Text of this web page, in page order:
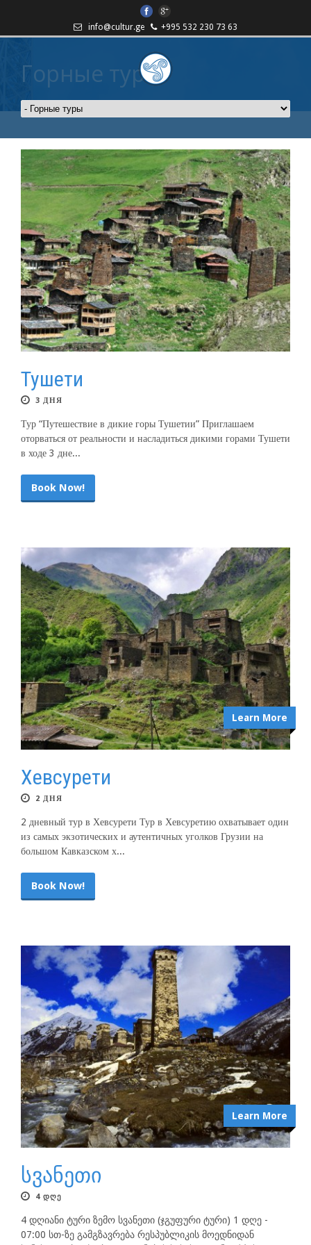
info@cultur.ge +995 532 230 73 63
Горные туры
Тушети
3 ДНЯ
Тур “Путешествие в дикие горы Тушетии” Приглашаем
оторваться от реальности и насладиться дикими горами Тушети
в ходе 3 дне...
Book Now!
Learn More
Хевсурети
2 ДНЯ
2 дневный тур в Хевсурети Тур в Хевсуретию охватывает один
из самых экзотических и аутентичных уголков Грузии на
большом Кавказском х...
Book Now!
Learn More
სვანეთი
4 ᲓᲦᲔ
4 დღიანი ტური ზემო სვანეთი (ჯგუფური ტური) 1 დღე -
07:00 სთ-ზე გამგზავრება რესპუბლიკის მოედნიდან